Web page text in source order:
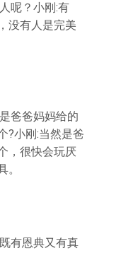
呢？小刚:有
没有人是完美
爸爸妈妈给的
?小刚:当然是爸
，很快会玩厌
。
有恩典又有真